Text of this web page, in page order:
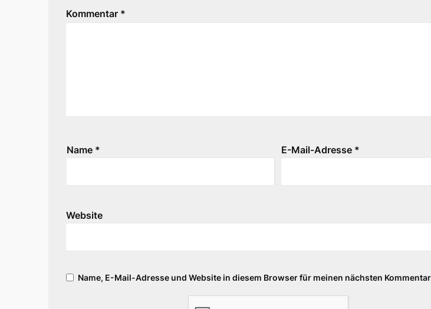
Kommentar *
Name * E-Mail-Adresse *
Website
Name, E-Mail-Adresse und Website in diesem Browser für meinen nächsten